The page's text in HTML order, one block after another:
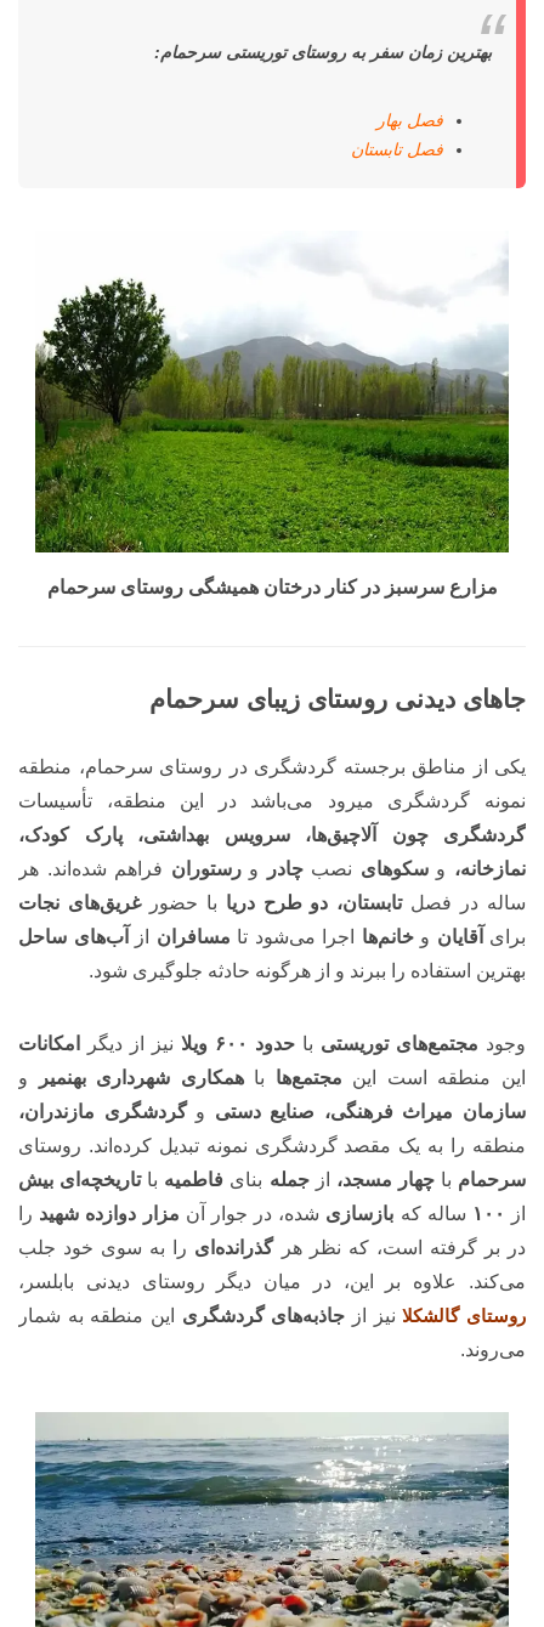
بهترین زمان سفر به روستای توریستی سرحمام:
فصل بهار
فصل تابستان
مزارع سرسبز در کنار درختان همیشگی روستای سرحمام
جاهای دیدنی روستای زیبای سرحمام
یکی از مناطق برجسته گردشگری در روستای سرحمام، منطقه
نمونه گردشگری میرود می‌باشد در این منطقه، تأسیسات
گردشگری چون آلاچیق‌ها، سرویس بهداشتی،
پارک کودک،
نمازخانه، وسکوهای نصبچادر ورستوران فراهم شده‌اند. هر
ساله در فصلتابستان، دو طرح دریا با حضورغریق‌های نجات
برای
آقایان وخانم‌ها اجرا می‌شود تا مسافران از
آب‌های ساحل
بهترین استفاده را ببرند و از هرگونه حادثه جلوگیری شود.
وجود مجتمع‌های توریستی با حدود ۶۰۰ ویلا نیز از دیگر
امکانات
این منطقه است این مجتمع‌ها باهمکاری شهرداری بهنمیر
و
سازمان میراث فرهنگی، صنایع دستی وگردشگری مازندران،
منطقه را به یک مقصد گردشگری نمونه تبدیل کرده‌اند. روستای
سرحمام باچهار مسجد، ازجمله بنای فاطمیه باتاریخچه‌ای بیش
از
۱۰۰ ساله که بازسازی شده، در جوار آن مزار دوازده شهید را
در بر گرفته است، که نظر هرگذرانده‌ای را به سوی خود جلب
می‌کند. علاوه بر این، در میان دیگر روستای دیدنی بابلسر،
روستای گالشکلانیز از جاذبه‌های گردشگری این منطقه به شمار
می‌روند.